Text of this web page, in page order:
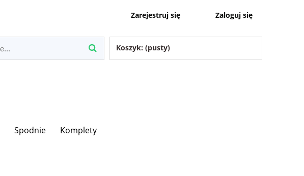
Zarejestruj się Zaloguj się
Koszyk: (pusty)
Spodnie Komplety